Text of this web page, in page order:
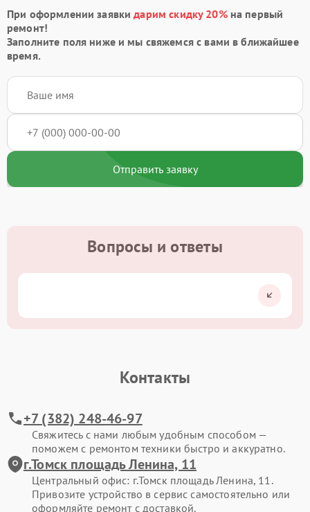
При оформлении заявкидарим скидку 20%на первый
ремонт!
Заполните поля ниже и мы свяжемся с вами в ближайшее
время.
Отправить заявку
Вопросы и ответы
Контакты
+7 (382) 248-46-97
Свяжитесь с нами любым удобным способом —
поможем с ремонтом техники быстро и аккуратно.
г.Томск площадь Ленина, 11
Центральный офис: г.Томск площадь Ленина, 11.
Привозите устройство в сервис самостоятельно или
оформляйте ремонт с доставкой.